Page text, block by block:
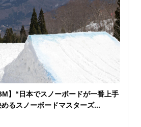
】“日本でスノーボードが一番上手
るスノーボードマスターズ...